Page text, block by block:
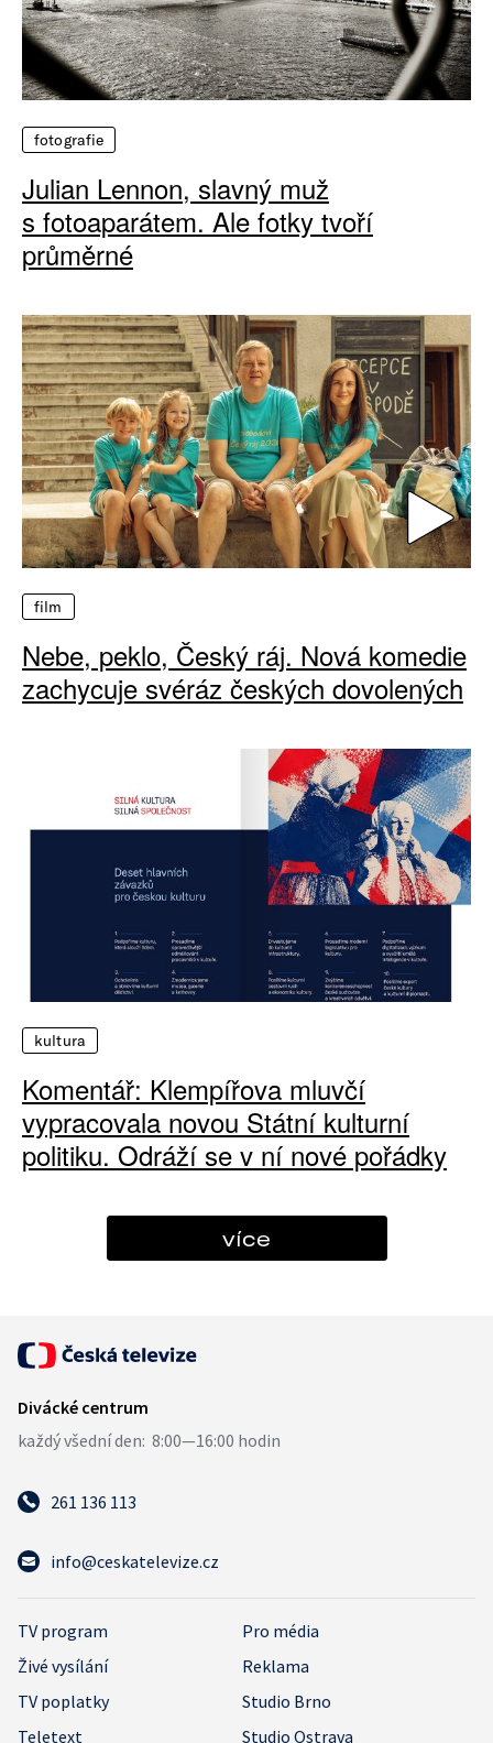
fotografie
Julian Lennon, slavný muž
s fotoaparátem. Ale fotky tvoří
průměrné
film
Nebe, peklo, Český ráj. Nová komedie
zachycuje svéráz českých dovolených
kultura
Komentář: Klempířova mluvčí
vypracovala novou Státní kulturní
politiku. Odráží se v ní nové pořádky
více
261 136 113
info@ceskatelevize.cz
TV program
Pro média
Živé vysílání
Reklama
TV poplatky
Studio Brno
Teletext
Studio Ostrava